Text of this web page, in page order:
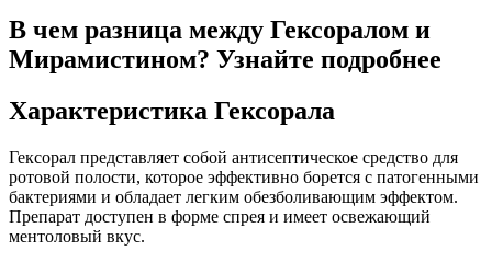
В чем разница между Гексоралом и
Мирамистином? Узнайте подробнее
Характеристика Гексорала
Гексорал представляет собой антисептическое средство для
ротовой полости, которое эффективно борется с патогенными
бактериями и обладает легким обезболивающим эффектом.
Препарат доступен в форме спрея и имеет освежающий
ментоловый вкус.